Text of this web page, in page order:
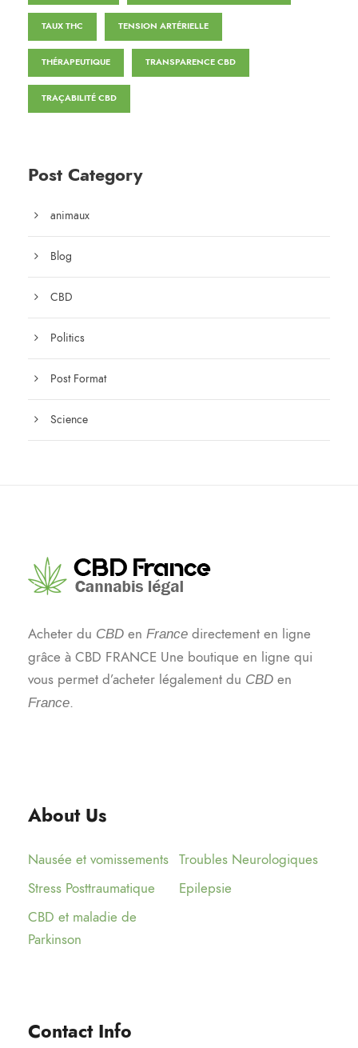
TAUX THC TENSION ARTÉRIELLE
THÉRAPEUTIQUE TRANSPARENCE CBD
TRAÇABILITÉ CBD
Post Category
animaux
Blog
CBD
Politics
Post Format
Science
Acheter du CBD en France directement en ligne
grâce à CBD FRANCE Une boutique en ligne qui
vous permet d’acheter légalement du CBD en
France.
About Us
Nausée et vomissements Troubles Neurologiques
Stress Posttraumatique
Epilepsie
CBD et maladie de
Parkinson
Contact Info